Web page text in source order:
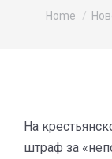
You are here:
Home
На
штраф за